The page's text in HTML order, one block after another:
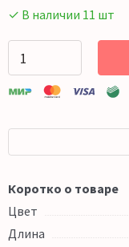
✓ В наличии 11 шт
Коротко о товаре
Цвет
Длина